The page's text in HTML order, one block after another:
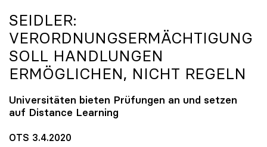
SEIDLER:
VERORDNUNGSERMÄCHTIGUNG
SOLL HANDLUNGEN
ERMÖGLICHEN, NICHT REGELN
Universitäten bieten Prüfungen an und setzen
auf Distance Learning
OTS 3.4.2020